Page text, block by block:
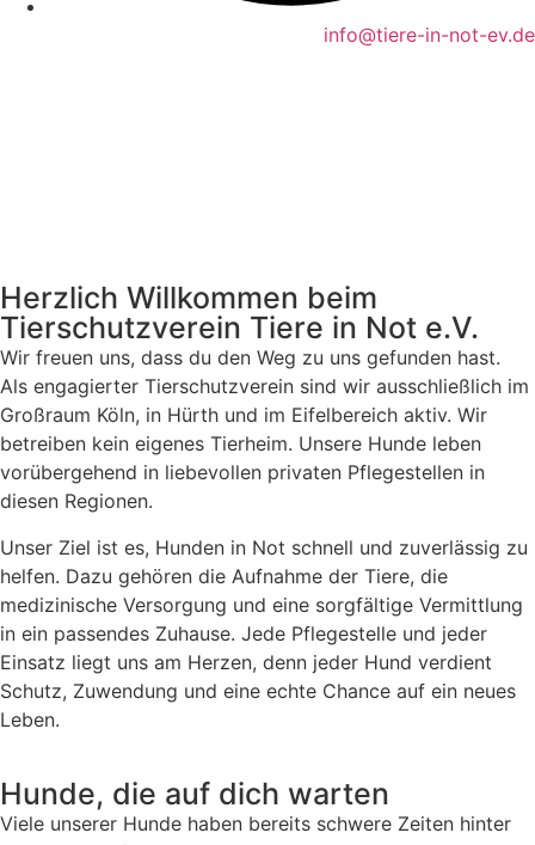
info@tiere-in-not-ev.de
Herzlich Willkommen beim
Tierschutzverein Tiere in Not e.V.
Wir freuen uns, dass du den Weg zu uns gefunden hast.
Als engagierter Tierschutzverein sind wir ausschließlich im
Großraum Köln, in Hürth und im Eifelbereich aktiv. Wir
betreiben kein eigenes Tierheim. Unsere Hunde leben
vorübergehend in liebevollen privaten Pflegestellen in
diesen Regionen.
Unser Ziel ist es, Hunden in Not schnell und zuverlässig zu
helfen. Dazu gehören die Aufnahme der Tiere, die
medizinische Versorgung und eine sorgfältige Vermittlung
in ein passendes Zuhause. Jede Pflegestelle und jeder
Einsatz liegt uns am Herzen, denn jeder Hund verdient
Schutz, Zuwendung und eine echte Chance auf ein neues
Leben.
Hunde, die auf dich warten
Viele unserer Hunde haben bereits schwere Zeiten hinter